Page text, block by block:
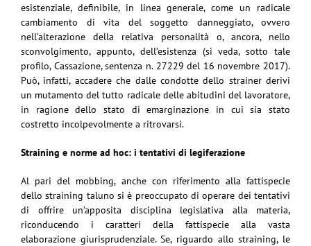
esistenziale, definibile, in linea generale, come un radicale
cambiamento di vita del soggetto danneggiato, ovvero
nell’alterazione della relativa personalità o, ancora, nello
sconvolgimento, appunto, dell’esistenza (si veda, sotto tale
profilo, Cassazione, sentenza n. 27229 del 16 novembre 2017).
Può, infatti, accadere che dalle condotte dello strainer derivi
un mutamento del tutto radicale delle abitudini del lavoratore,
in ragione dello stato di emarginazione in cui sia stato
costretto incolpevolmente a ritrovarsi.
Straining e norme ad hoc: i tentativi di legiferazione
Al pari del mobbing, anche con riferimento alla fattispecie
dello straining taluno si è preoccupato di operare dei tentativi
di offrire un’apposita disciplina legislativa alla materia,
riconducendo i caratteri della fattispecie alla vasta
elaborazione giurisprudenziale. Se, riguardo allo straining, le